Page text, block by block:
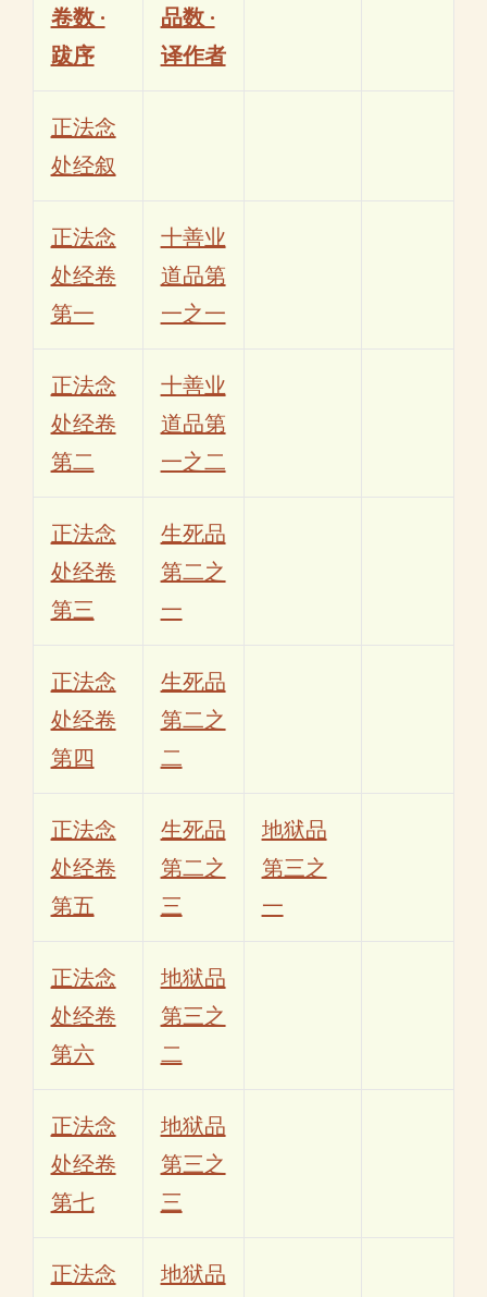
卷数 ·
跋序
品数 ·
译作者
正法念
处经叙
正法念
处经卷
第一
十善业
道品第
一之一
正法念
处经卷
第二
十善业
道品第
一之二
正法念
处经卷
第三
生死品
第二之
一
正法念
处经卷
第四
生死品
第二之
二
正法念
处经卷
第五
生死品
第二之
三
地狱品
第三之
一
正法念
处经卷
第六
地狱品
第三之
二
正法念
处经卷
第七
地狱品
第三之
三
正法念
地狱品